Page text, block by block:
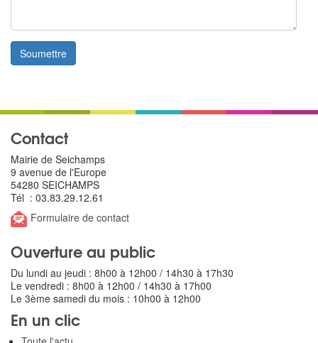
Soumettre
Contact
Mairie de Seichamps
9 avenue de l'Europe
54280 SEICHAMPS
Tél : 03.83.29.12.61
Formulaire de contact
Ouverture au public
Du lundi au jeudi : 8h00 à 12h00 / 14h30 à 17h30
Le vendredi : 8h00 à 12h00 / 14h30 à 17h00
Le 3ème samedi du mois : 10h00 à 12h00
En un clic